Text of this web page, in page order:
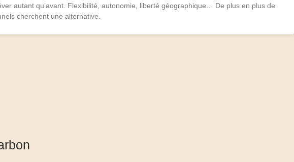
autant qu’avant. Flexibilité, autonomie, liberté géographique… De plus en plus de
cherchent une alternative.